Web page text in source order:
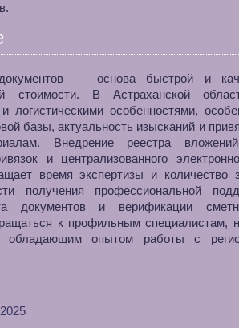
— основа быстрой и
стоимости. В Астраханской
и логистическими особенностями,
базы, актуальность изысканий и
Внедрение реестра
и централизованного
время экспертизы и количество
получения профессиональной
документов и верификации
к профильным специалистам,
обладающим опытом работы с